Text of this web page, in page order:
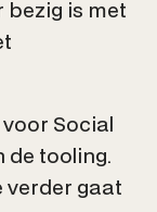
bezig is met
Social
de tooling.
verder gaat